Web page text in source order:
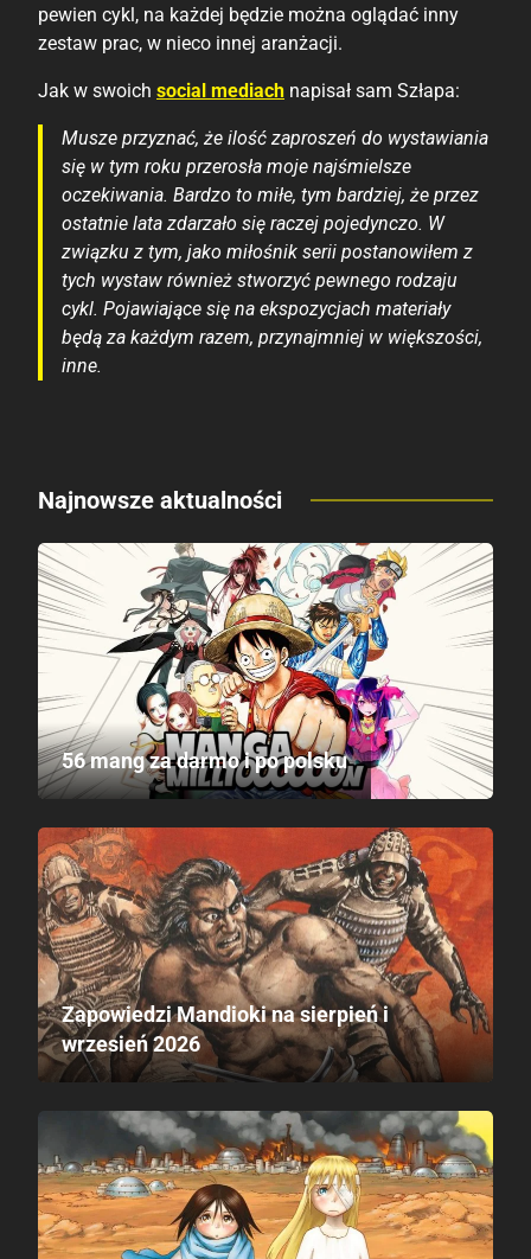
pewien cykl, na każdej będzie można oglądać inny
zestaw prac, w nieco innej aranżacji.
Jak w swoich social mediach napisał sam Szłapa:
Musze przyznać, że ilość zaproszeń do wystawiania
się w tym roku przerosła moje najśmielsze
oczekiwania. Bardzo to miłe, tym bardziej, że przez
ostatnie lata zdarzało się raczej pojedynczo. W
związku z tym, jako miłośnik serii postanowiłem z
tych wystaw również stworzyć pewnego rodzaju
cykl. Pojawiające się na ekspozycjach materiały
będą za każdym razem, przynajmniej w większości,
inne.
Najnowsze aktualności
56 mang za darmo i po polsku
Zapowiedzi Mandioki na sierpień i
wrzesień 2026